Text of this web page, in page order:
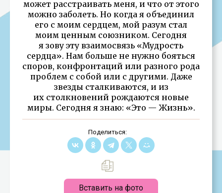
может расстраивать меня, и что от этого
можно заболеть. Но когда я объединил
его с моим сердцем, мой разум стал
моим ценным союзником. Сегодня
я зову эту взаимосвязь «Мудрость
сердца». Нам больше не нужно бояться
споров, конфронтаций или разного рода
проблем с собой или с другими. Даже
звезды сталкиваются, и из
их столкновений рождаются новые
миры. Сегодня я знаю: «Это — Жизнь».
Поделиться:
Вставить на фото